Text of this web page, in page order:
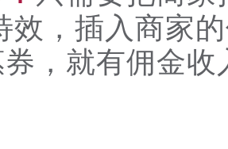
效，插入商家
券，就有佣金